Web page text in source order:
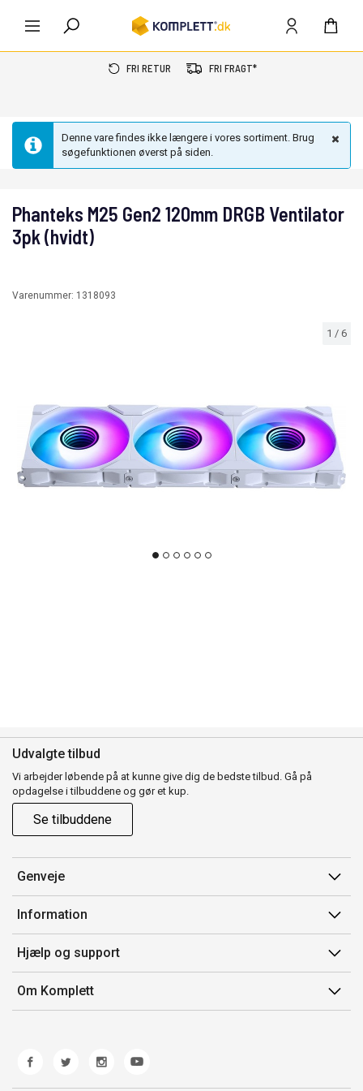
FRI RETUR FRI FRAGT*
Denne vare findes ikke længere i vores sortiment. Brug
søgefunktionen øverst på siden.
1 / 6
Phanteks M25 Gen2 120mm DRGB Ventilator
3pk (hvidt)
Varenummer: 1318093
Udvalgte tilbud
Vi arbejder løbende på at kunne give dig de bedste tilbud. Gå på
opdagelse i tilbuddene og gør et kup.
Se tilbuddene
Genveje
Min side
Ordrehistorik
Gavekort
Information
Salgsbetingelser
Mærker/producent
Fortrydelsesret
Hjælp og support
Kontakt os
Kundeservice
Fejl/Mangler
Fragt og levering
Om Komplett